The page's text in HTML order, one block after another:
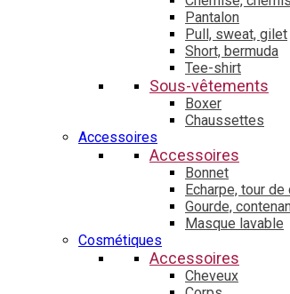
Pantalon
Pull, sweat, gilet
Short, bermuda
Tee-shirt
Sous-vêtements
Boxer
Chaussettes
Accessoires
Accessoires
Bonnet
Echarpe, tour de
Gourde,
Masque lavable
Cosmétiques
Accessoires
Cheveux